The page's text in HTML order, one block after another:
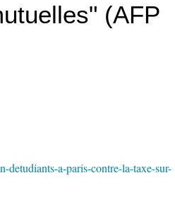
(AFP
a-paris-contre-la-taxe-sur-